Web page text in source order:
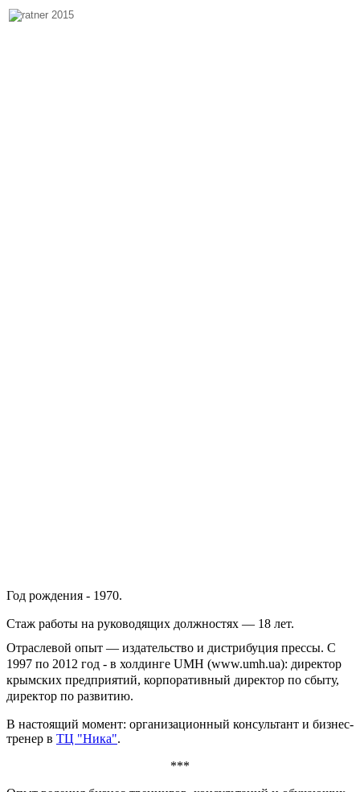
Год рождения - 1970.
Стаж работы на руководящих должностях — 18 лет.
Отраслевой опыт — издательство и дистрибуция прессы. С
1997 по 2012 год - в холдинге UMH (www.umh.ua): директор
крымских предприятий, корпоративный директор по сбыту,
директор по развитию.
В настоящий момент: организационный консультант и бизнес-
тренер в ТЦ "Ника".
***